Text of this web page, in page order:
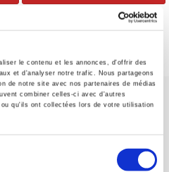
le contenu et les annonces, d'offrir des
et d'analyser notre trafic. Nous partageons
de notre site avec nos partenaires de médias
combiner celles-ci avec d'autres
qu'ils ont collectées lors de votre utilisation
humaines et sociales, les